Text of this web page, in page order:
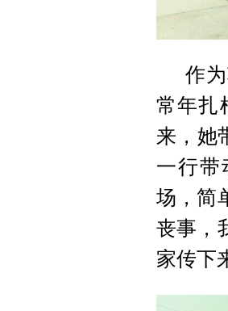
作
常年扎
来，她
一行带
场，简
丧事，
家传下